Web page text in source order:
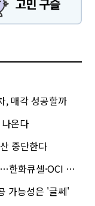
매각 성공할까
온다
중단한다
셀·OCI 영향은?
가능성은 '글쎄'